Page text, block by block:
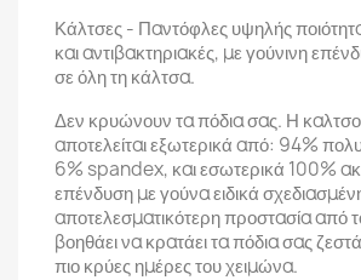
Κάλτσες - Παντόφλες υψηλής
και αντιβακτηριακές, με γούνινη
σε όλη τη κάλτσα.
Δεν κρυώνουν τα πόδια σας. Η
αποτελείται εξωτερικά από: 94%
6% spandex, και εσωτερικά 100%
επένδυση με γούνα ειδικά
αποτελεσματικότερη προστασία από
βοηθάει να κρατάει τα πόδια σας
πιο κρύες ημέρες του χειμώνα.